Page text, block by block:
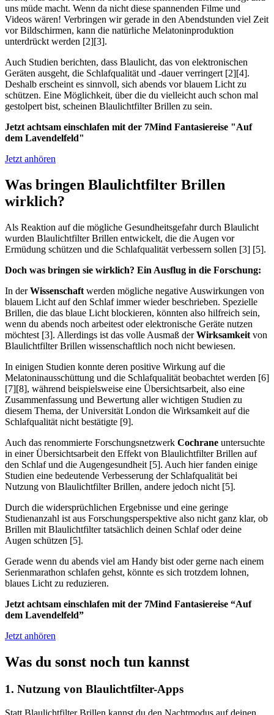
uns müde macht. Wenn da nicht diese spannenden Filme und
Videos wären! Verbringen wir gerade in den Abendstunden viel Zeit
vor Bildschirmen, kann die natürliche Melatoninproduktion
unterdrückt werden [2][3].
Auch Studien berichten, dass Blaulicht, das von elektronischen
Geräten ausgeht, die Schlafqualität und -dauer verringert [2][4].
Deshalb erscheint es sinnvoll, sich abends vor blauem Licht zu
schützen. Eine Möglichkeit, über die du vielleicht auch schon mal
gestolpert bist, scheinen Blaulichtfilter Brillen zu sein.
Jetzt achtsam einschlafen mit der 7Mind Fantasiereise "Auf
dem Lavendelfeld"
Jetzt anhören
Was bringen Blaulichtfilter Brillen
wirklich?
Als Reaktion auf die mögliche Gesundheitsgefahr durch Blaulicht
wurden Blaulichtfilter Brillen entwickelt, die die Augen vor
Ermüdung schützen und die Schlafqualität verbessern sollen [3] [5].
Doch was bringen sie wirklich? Ein Ausflug in die Forschung:
In derWissenschaft werden mögliche negative Auswirkungen von
blauem Licht auf den Schlaf immer wieder beschrieben. Spezielle
Brillen, die das blaue Licht blockieren, könnten also hilfreich sein,
wenn du abends noch arbeitest oder elektronische Geräte nutzen
möchtest [3]. Allerdings ist das volle Ausmaß derWirksamkeit von
Blaulichtfilter Brillen wissenschaftlich noch nicht bewiesen.
In einigen Studien konnte deren positive Wirkung auf die
Melatoninausschüttung und die Schlafqualität beobachtet werden [6]
[7][8], während beispielsweise eine Übersichtsarbeit, also eine
Zusammenfassung und Bewertung aller wichtigen Studien zu
diesem Thema, der Universität London die Wirksamkeit auf die
Schlafqualität nicht bestätigte [9].
Auch das renommierte Forschungsnetzwerk Cochrane untersuchte
in einer Übersichtsarbeit den Effekt von Blaulichtfilter Brillen auf
den Schlaf und die Augengesundheit [5]. Auch hier fanden einige
Studien eine bedeutende Verbesserung der Schlafqualität bei
Nutzung von Blaulichtfilter Brillen, andere jedoch nicht [5].
Durch die widersprüchlichen Ergebnisse und eine geringe
Studienanzahl ist aus Forschungsperspektive also nicht ganz klar, ob
Brillen mit Blaulichtfilter tatsächlich deinen Schlaf oder deine
Augen schützen [5].
Gerade wenn du abends viel am Handy bist oder gerne nach einem
Serienmarathon schlafen gehst, könnte es sich trotzdem lohnen,
blaues Licht zu reduzieren.
Jetzt achtsam einschlafen mit der 7Mind Fantasiereise “Auf
dem Lavendelfeld”
Jetzt anhören
Was du sonst noch tun kannst
1. Nutzung von Blaulichtfilter-Apps
Statt Blaulichtfilter Brillen kannst du den Nachtmodus auf deinen